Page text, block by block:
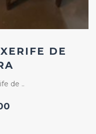
DE
de ..